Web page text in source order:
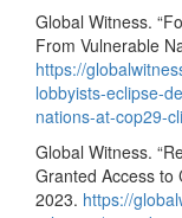
Global Witness.
From Vulnerable
https://
lobbyists-eclipse-
nations-at-cop29-
Global Witness.
Granted Access to
2023. https://